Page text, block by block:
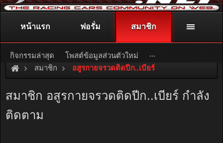
ติดต่อลงโฆษณา racingweb@gmail.comหรือโทร. 081-811-1138
หรืออ่านรายละเอียดเพิ่มเติม คลิกที่นี่
สมาชิก อสูรกายจรวดติดปีก..เบียร์
สมาชิก อสูรกายจรวดติดปีก..เบียร์ กำลัง
ติดตาม
หน้าแรก ฟอรั่ม สมาชิก
กิจกรรมล่าสุด โพสต์ข้อมูลส่วนตัวใหม่ ...